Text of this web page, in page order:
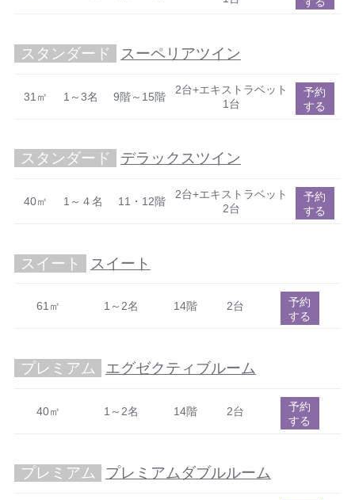
スタンダード スーペリアツイン
31㎡ 1～3名 9階～15階
2台+エキストラベット
1台
予約
する
スタンダード デラックスツイン
40㎡ 1～４名 11・12階
2台+エキストラベット
2台
予約
する
スイート スイート
61㎡ 1～2名 14階 2台
予約
する
プレミアム エグゼクティブルーム
40㎡ 1～2名 14階 2台
予約
する
プレミアム プレミアムダブルルーム